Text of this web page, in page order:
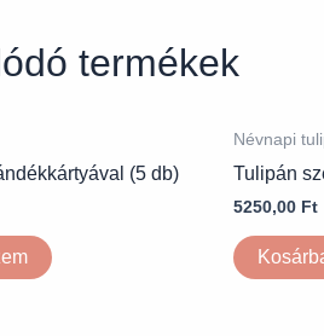
termékek
(5 db)
Névnapi
Tulipán
5250,00 Ft